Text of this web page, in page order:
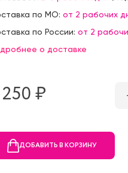
по МО: от 2 рабочих
по России: от 2
о доставке
₷
ДОБАВИТЬ В КОРЗИНУ